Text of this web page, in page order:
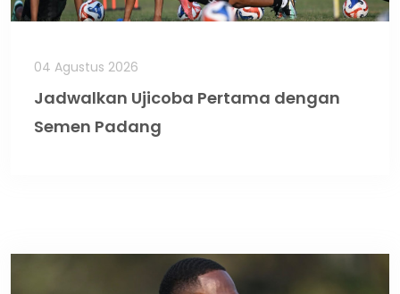
04 Agustus 2026
Jadwalkan Ujicoba Pertama dengan
Semen Padang